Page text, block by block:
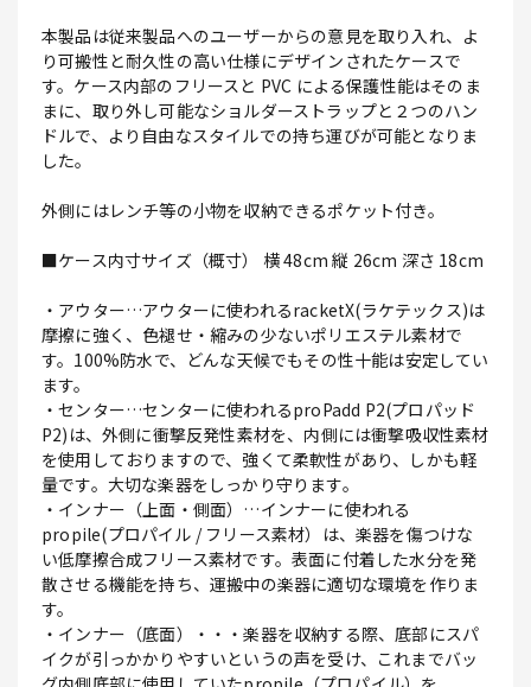
本製品は従来製品へのユーザーからの意見を取り入れ、よ
り可搬性と耐久性の高い仕様にデザインされたケースで
す。ケース内部のフリースと PVC による保護性能はそのま
まに、取り外し可能なショルダーストラップと２つのハン
ドルで、より自由なスタイルでの持ち運びが可能となりま
した。
外側にはレンチ等の小物を収納できるポケット付き。
■ケース内寸サイズ（概寸） 横 48cm 縦 26cm 深さ 18cm
・アウター…アウターに使われるracketX(ラケテックス)は
摩擦に強く、色褪せ・縮みの少ないポリエステル素材で
す。100%防水で、どんな天候でもその性十能は安定してい
ます。
・センター…センターに使われるproPadd P2(プロパッド
P2)は、外側に衝撃反発性素材を、内側には衝撃吸収性素材
を使用しておりますので、強くて柔軟性があり、しかも軽
量です。大切な楽器をしっかり守ります。
・インナー（上面・側面）…インナーに使われる
propile(プロパイル / フリース素材）は、楽器を傷つけな
い低摩擦合成フリース素材です。表面に付着した水分を発
散させる機能を持ち、運搬中の楽器に適切な環境を作りま
す。
・インナー（底面）・・・楽器を収納する際、底部にスパ
イクが引っかかりやすいというの声を受け、これまでバッ